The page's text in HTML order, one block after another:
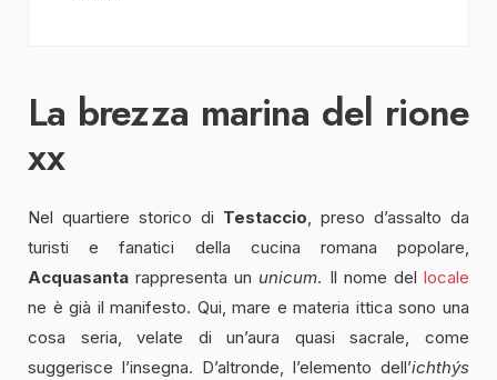
La brezza marina del rione
xx
Nel quartiere storico di Testaccio, preso d’assalto da
turisti e fanatici della cucina romana popolare,
Acquasantarappresenta un unicum. Il nome dellocale
ne è già il manifesto. Qui, mare e materia ittica sono una
cosa seria, velate di un’aura quasi sacrale, come
suggerisce l’insegna. D’altronde, l’elemento dell’ichthýs